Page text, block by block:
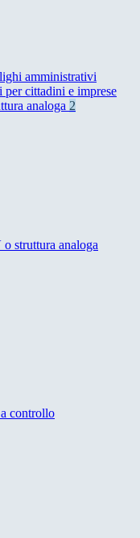
amministrativi
cittadini e imprese
analoga 2
struttura analoga
controllo